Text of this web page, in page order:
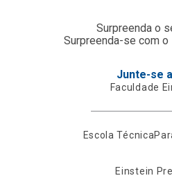
Surpreenda o
Surpreenda-se com o
Junte-se
Faculdade
Escola Técnica
Einstein